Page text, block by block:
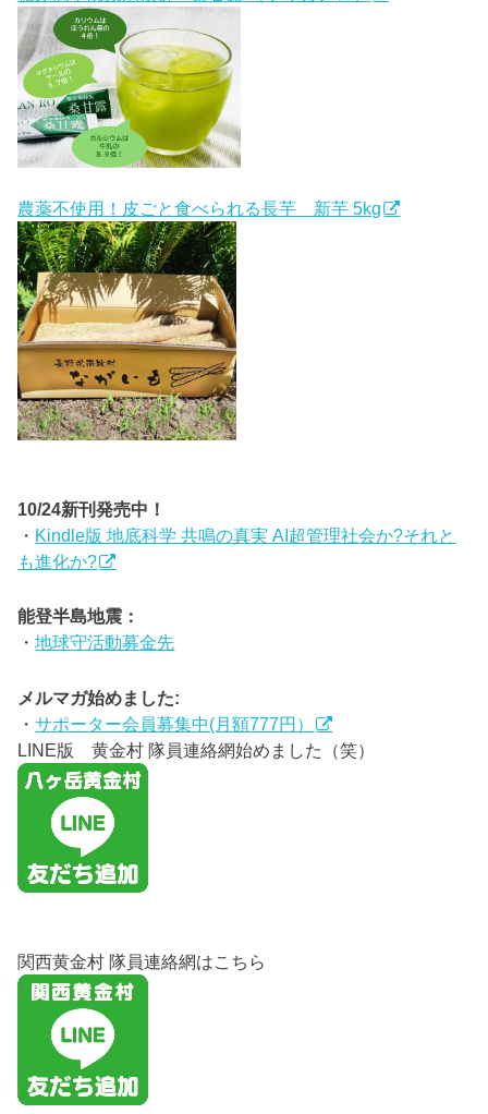
農薬不使用！皮ごと食べられる長芋 新芋 5kg
10/24新刊発売中！
・ Kindle版 地底科学 共鳴の真実 AI超管理社会か?それと
も進化か?
能登半島地震：
・地球守活動募金先
メルマガ始めました:
・サポーター会員募集中(月額777円）
LINE版 黄金村 隊員連絡網始めました（笑）
関西黄金村 隊員連絡網はこちら